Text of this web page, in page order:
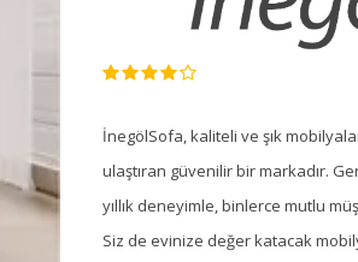
İnegölSofa, kaliteli ve şık
ulaştıran güvenilir bir markadır.
yıllık deneyimle, binlerce mutlu
Siz de evinize değer katacak